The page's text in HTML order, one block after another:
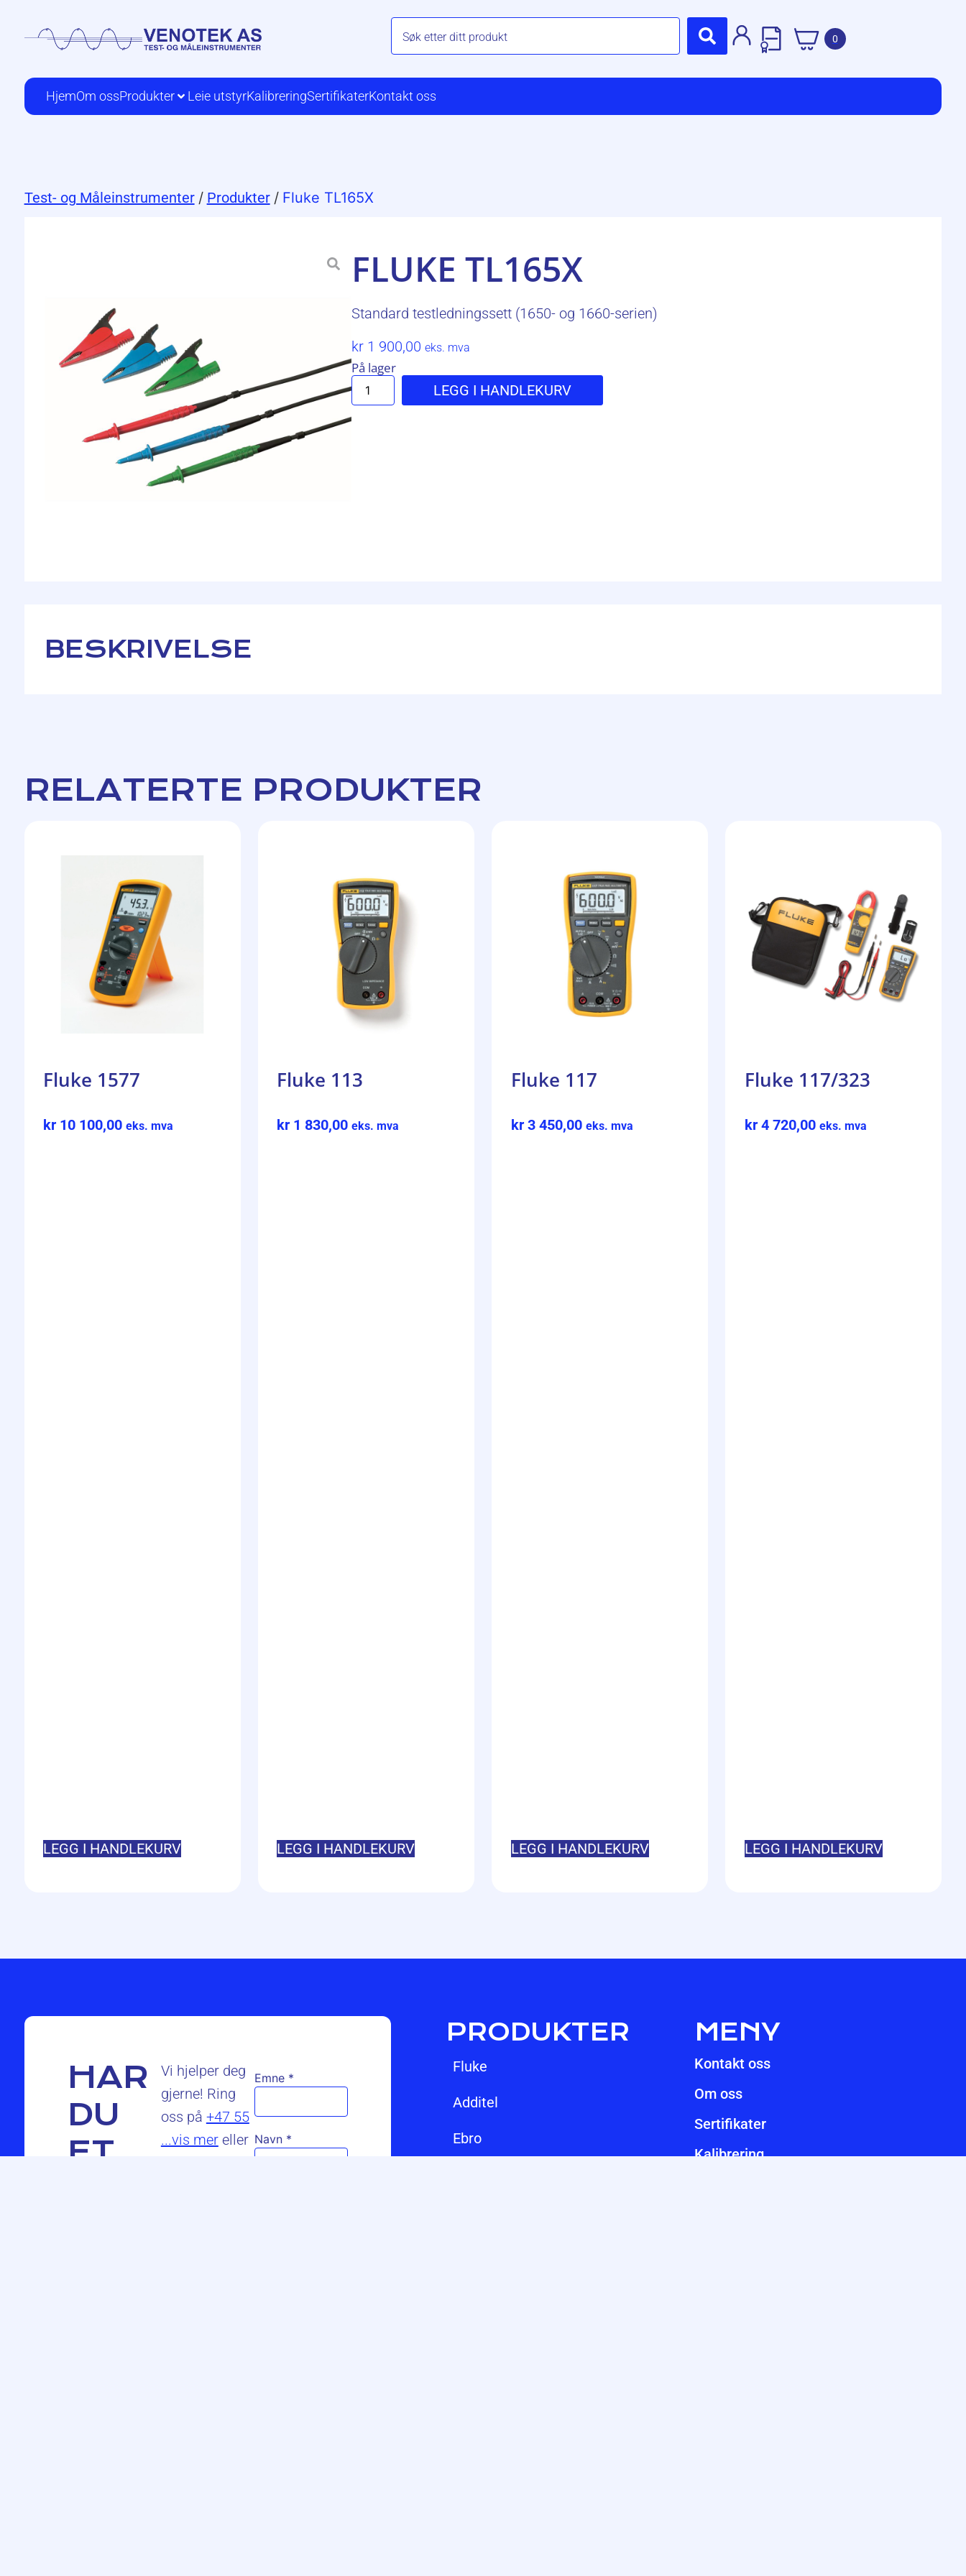
0
HjemOm ossProdukter Leie utstyrKalibreringSertifikaterKontakt oss
Test- og Måleinstrumenter / Produkter / Fluke TL165X
FLUKE TL165X
Standard testledningssett (1650- og 1660-serien)
kr1 900,00 eks. mva
På lager
LEGG I HANDLEKURV
BESKRIVELSE
RELATERTE PRODUKTER
Fluke 1577
kr 10 100,00 eks. mva
LEGG I HANDLEKURV
Fluke 113
kr 1 830,00 eks. mva
LEGG I HANDLEKURV
Fluke 117
kr3 450,00 eks. mva
LEGG I HANDLEKURV
Fluke 117/323
kr4 720,00 eks. mva
LEGG I HANDLEKURV
HAR
DU
ET
Vi hjelper deg
gjerne! Ring
oss på +47 55
...vis mereller
Emne *
Navn *
PRODUKTER
fluke
additel
ebro
MENY
Kontakt oss
Om oss
Sertifikater
Kalibrering